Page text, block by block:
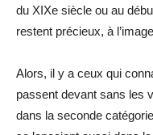
du XIXe siècle ou au
restent précieux, à
Alors, il y a ceux qui
passent devant sans les
dans la seconde